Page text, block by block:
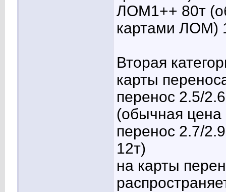
ЛОМ1++ 80т
картами ЛОМ)
Вторая
карты
перенос 2.5/
(обычная цена
перенос 2.7/
12т)
на карты